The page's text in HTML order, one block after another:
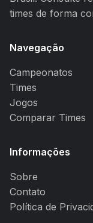
times de forma
Navegação
Campeonatos
Times
Jogos
Comparar Times
Informações
Sobre
Contato
Política de